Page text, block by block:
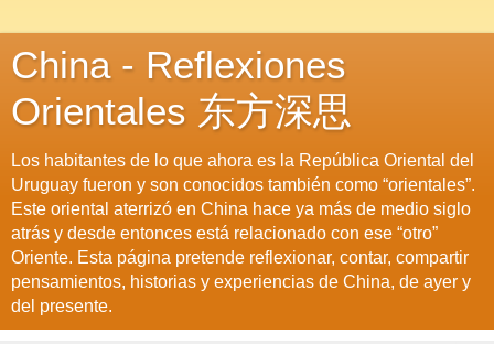
China - Reflexiones
Orientales 东方深思
Los habitantes de lo que ahora es la República Oriental del
Uruguay fueron y son conocidos también como “orientales”.
Este oriental aterrizó en China hace ya más de medio siglo
atrás y desde entonces está relacionado con ese “otro”
Oriente. Esta página pretende reflexionar, contar, compartir
pensamientos, historias y experiencias de China, de ayer y
del presente.